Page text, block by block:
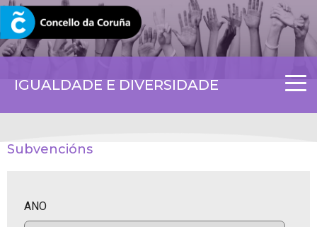
IGUALDADE E DIVERSIDADE
CORUNA.GAL
Subvencións
ANO